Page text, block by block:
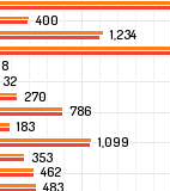
400
400
1,234
1,234
8
8
32
32
270
270
786
786
183
183
1,099
1,099
353
353
462
462
483
483